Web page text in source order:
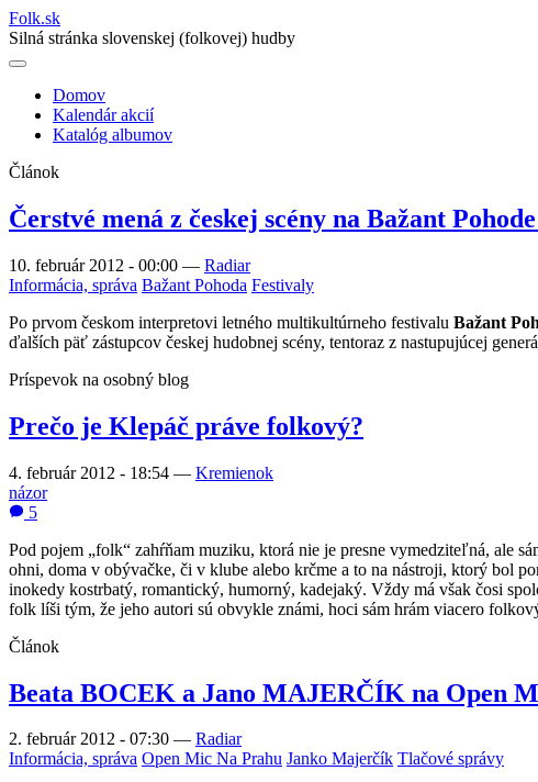
Folk.sk
Silná stránka slovenskej (folkovej) hudby
Main
navigation
Domov
Kalendár akcií
Katalóg albumov
Článok
Čerstvé mená z českej scény na Bažant
10. február 2012 - 00:00 — Radiar
Informácia, správa Bažant Pohoda Festivaly
Po prvom českom interpretovi letného multikultúrneho festivalu Bažant
ďalších päť zástupcov českej hudobnej scény, tentoraz z nastupujúcej
Príspevok na osobný blog
Prečo je Klepáč práve folkový?
4. február 2012 - 18:54 — Kremienok
názor
5
Pod pojem „folk“ zahŕňam muziku, ktorá nie je presne vymedziteľná, ale
ohni, doma v obývačke, či v klube alebo krčme a to na nástroji, ktorý bol
inokedy kostrbatý, romantický, humorný, kadejaký. Vždy má však čosi
folk líši tým, že jeho autori sú obvykle známi, hoci sám hrám viacero
Článok
Beata BOCEK a Jano MAJERČÍK na Open
2. február 2012 - 07:30 — Radiar
Informácia, správa Open Mic Na Prahu Janko Majerčík Tlačové správy